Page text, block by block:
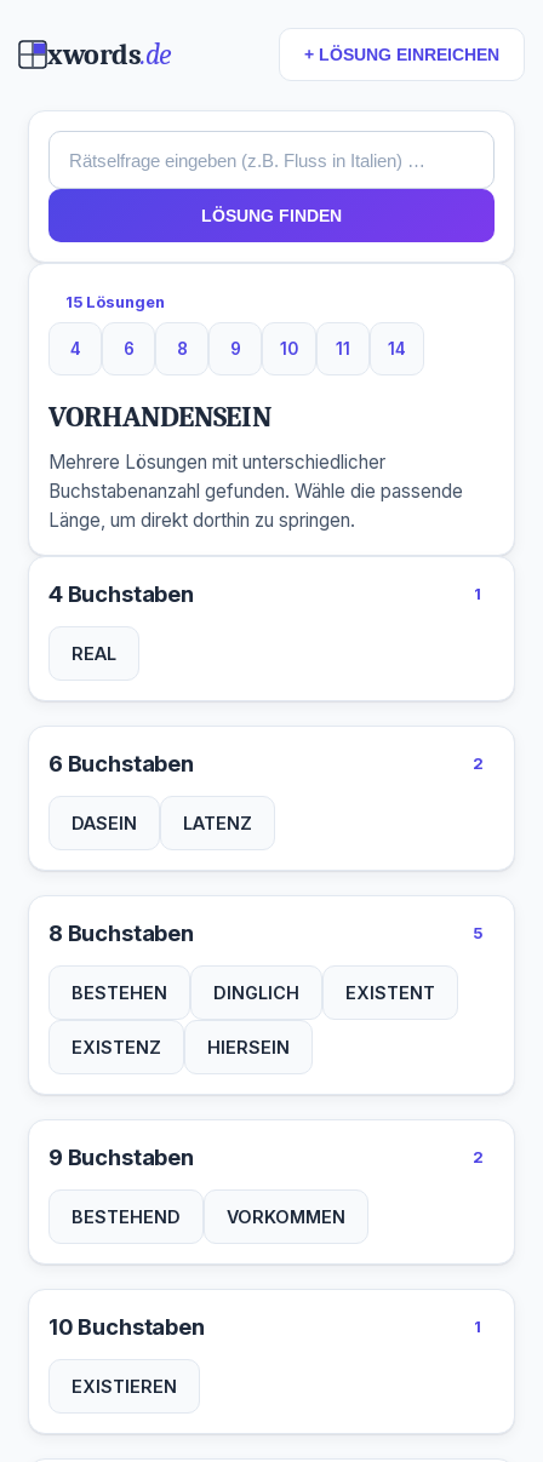
xwords.de + LÖSUNG EINREICHEN
LÖSUNG FINDEN
15 Lösungen
4
4 Buchstaben
6
6 Buchstaben
8
8 Buchstaben
9
9 Buchstaben
10
10 Buchstaben
11
11 Buchstaben
14
14 Buchstaben
VORHANDENSEIN
Mehrere Lösungen mit unterschiedlicher
Buchstabenanzahl gefunden. Wähle die passende
Länge, um direkt dorthin zu springen.
4 Buchstaben 1
REAL
6 Buchstaben 2
DASEIN LATENZ
8 Buchstaben 5
BESTEHEN DINGLICH EXISTENT
EXISTENZ HIERSEIN
9 Buchstaben 2
BESTEHEND VORKOMMEN
10 Buchstaben 1
EXISTIEREN